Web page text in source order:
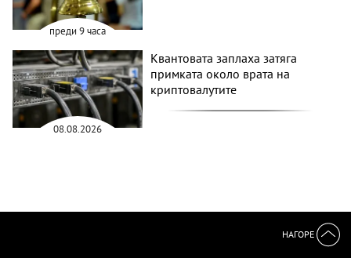
преди 9 часа
08.08.2026
Квантовата заплаха затяга
примката около врата на
криптовалутите
НАГОРЕ